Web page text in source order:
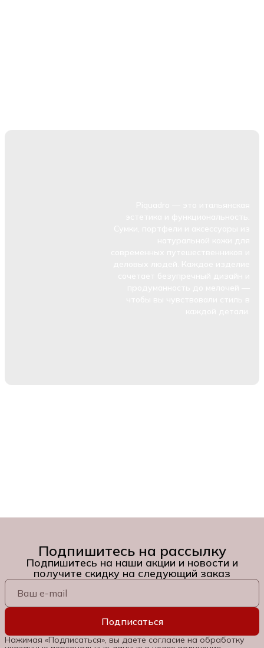
Подпишитесь на рассылку
Подпишитесь на наши акции и новости и
получите скидку на следующий заказ
Подписаться
Нажимая «Подписаться», вы даете согласие на обработку